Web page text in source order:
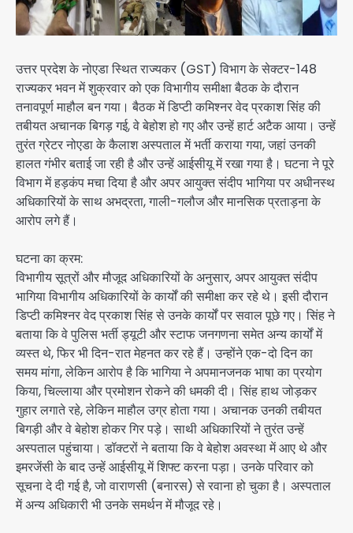
उत्तर प्रदेश के नोएडा स्थित राज्यकर (GST) विभाग के सेक्टर-148
राज्यकर भवन में शुक्रवार को एक विभागीय समीक्षा बैठक के दौरान
तनावपूर्ण माहौल बन गया। बैठक में डिप्टी कमिश्नर वेद प्रकाश सिंह की
तबीयत अचानक बिगड़ गई, वे बेहोश हो गए और उन्हें हार्ट अटैक आया। उन्हें
तुरंत ग्रेटर नोएडा के कैलाश अस्पताल में भर्ती कराया गया, जहां उनकी
हालत गंभीर बताई जा रही है और उन्हें आईसीयू में रखा गया है। घटना ने पूरे
विभाग में हड़कंप मचा दिया है और अपर आयुक्त संदीप भागिया पर अधीनस्थ
अधिकारियों के साथ अभद्रता, गाली-गलौज और मानसिक प्रताड़ना के
आरोप लगे हैं।
घटना का क्रम:
विभागीय सूत्रों और मौजूद अधिकारियों के अनुसार, अपर आयुक्त संदीप
भागिया विभागीय अधिकारियों के कार्यों की समीक्षा कर रहे थे। इसी दौरान
डिप्टी कमिश्नर वेद प्रकाश सिंह से उनके कार्यों पर सवाल पूछे गए। सिंह ने
बताया कि वे पुलिस भर्ती ड्यूटी और स्टाफ जनगणना समेत अन्य कार्यों में
व्यस्त थे, फिर भी दिन-रात मेहनत कर रहे हैं। उन्होंने एक-दो दिन का
समय मांगा, लेकिन आरोप है कि भागिया ने अपमानजनक भाषा का प्रयोग
किया, चिल्लाया और प्रमोशन रोकने की धमकी दी। सिंह हाथ जोड़कर
गुहार लगाते रहे, लेकिन माहौल उग्र होता गया। अचानक उनकी तबीयत
बिगड़ी और वे बेहोश होकर गिर पड़े। साथी अधिकारियों ने तुरंत उन्हें
अस्पताल पहुंचाया। डॉक्टरों ने बताया कि वे बेहोश अवस्था में आए थे और
इमरजेंसी के बाद उन्हें आईसीयू में शिफ्ट करना पड़ा। उनके परिवार को
सूचना दे दी गई है, जो वाराणसी (बनारस) से रवाना हो चुका है। अस्पताल
में अन्य अधिकारी भी उनके समर्थन में मौजूद रहे।